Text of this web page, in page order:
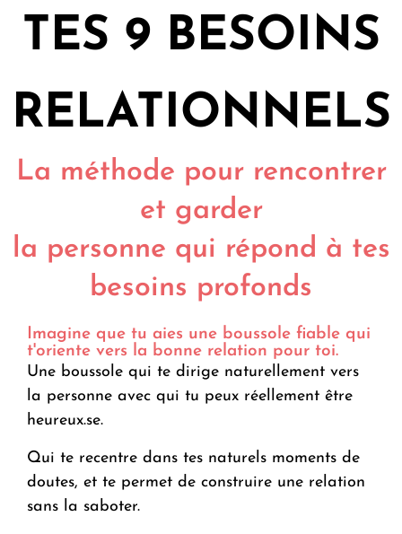
TES 9 BESOINS
RELATIONNELS
La méthode pour rencontrer
et garder
la personne qui répond à tes
besoins profonds
Imagine que tu aies une boussole fiable qui
t'oriente vers la bonne relation pour toi.
Une boussole qui te dirige naturellement vers
la personne avec qui tu peux réellement être
heureux.se.
Qui te recentre dans tes naturels moments de
doutes, et te permet de construire une relation
sans la saboter.